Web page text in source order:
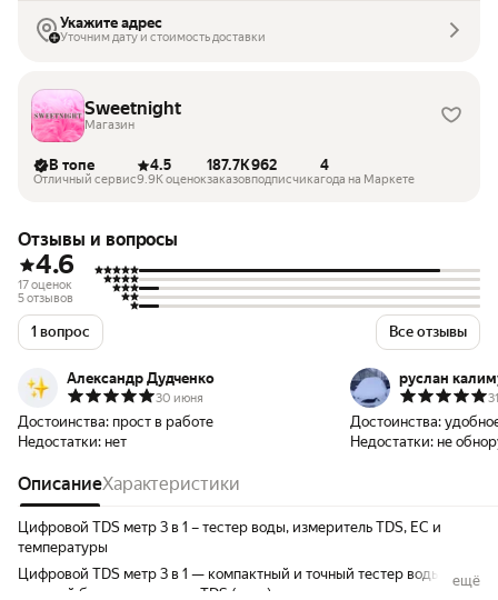
Укажите адрес
Уточним дату и стоимость доставки
Sweetnight
Магазин
В топе
Отличный сервис
4.5
9.9K оценок
187.7K
заказов
962
подписчика
4
года на Маркете
Отзывы и вопросы
4.6
17 оценок
5 отзывов
1 вопрос Все отзывы
Александр Дудченко
30 июня
Достоинства: прост в работе
Недостатки: нет
руслан
Достоинства:
Недостатки: не
ОписаниеХарактеристики
Цифровой TDS метр 3 в 1 – тестер воды, измеритель TDS, EC и
температуры
Цифровой TDS метр 3 в 1 — компактный и точный тестер воды,
который быстро измеряет TDS (ppm), электропроводность воды
ещё